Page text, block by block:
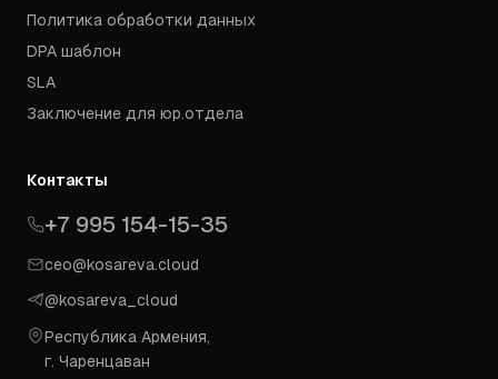
Политика обработки данных
DPA шаблон
SLA
Заключение для юр.отдела
Контакты
+7 995 154-15-35
ceo@kosareva.cloud
@kosareva_cloud
Республика Армения,
г. Чаренцаван